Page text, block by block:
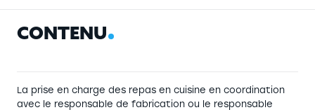
CONTENU
La prise en charge des repas en cuisine en coordination
avec le responsable de fabrication ou le responsable